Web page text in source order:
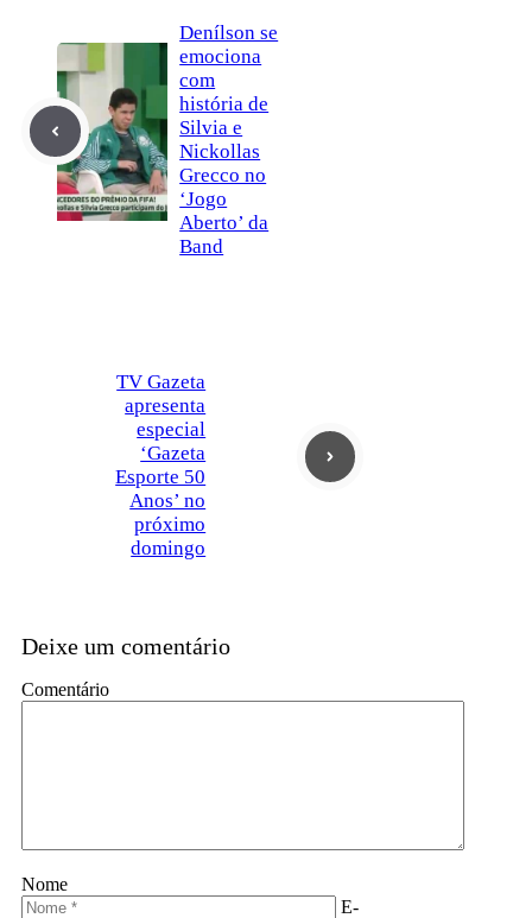
Denílson se
emociona
com
história de
Silvia e
Nickollas
Grecco no
‘Jogo
Aberto’ da
Band
TV Gazeta
apresenta
especial
‘Gazeta
Esporte 50
Anos’ no
próximo
domingo
Deixe um comentário
Comentário
Nome
E-